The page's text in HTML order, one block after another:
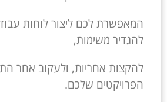
המאפשרת לכם ליצור לוחות
להגדיר משימות,
להקצות אחריות, ולעקוב אחר
הפרויקטים שלכם.